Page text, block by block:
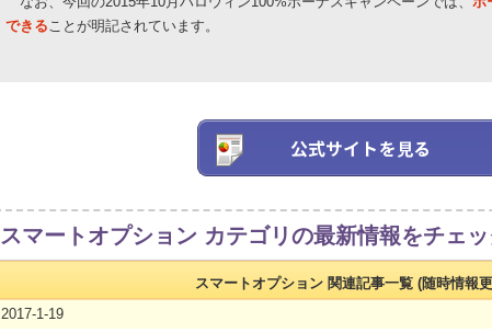
できることが明記されています。
スマートオプション カテゴリの最新情報をチェッ
スマートオプション 関連記事一覧 (随時情報
2017-1-19